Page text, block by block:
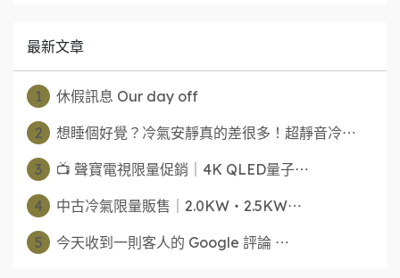
最新文章
1 休假訊息 Our day off
2 想睡個好覺？冷氣安靜真的差很多！超靜音冷⋯
3 📺 聲寶電視限量促銷｜4K QLED量子⋯
4 中古冷氣限量販售｜2.0KW・2.5KW⋯
5 今天收到一則客人的 Google 評論 ⋯